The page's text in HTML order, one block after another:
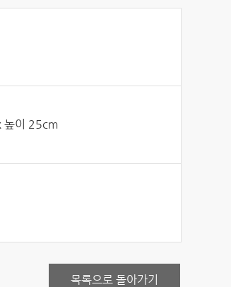
높이 25cm
목록으로 돌아가기